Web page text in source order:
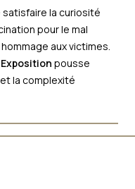
satisfaire la curiosité
pour le mal
aux victimes.
pousse
la complexité